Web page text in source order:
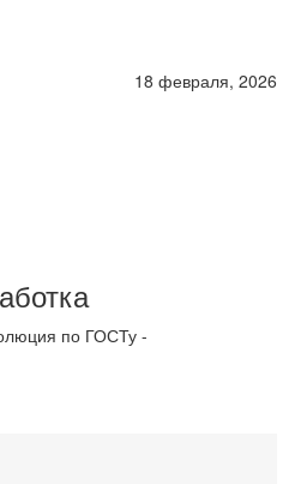
18 февраля, 2026
по ГОСТу -